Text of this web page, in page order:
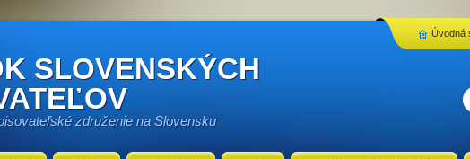
SLOVENSKÝCH
združenie na Slovensku
Úvodná